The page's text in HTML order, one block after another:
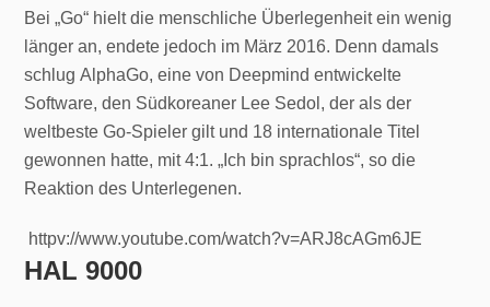
Bei „Go“ hielt die menschliche Überlegenheit ein wenig
länger an, endete jedoch im März 2016. Denn damals
schlug AlphaGo, eine von Deepmind entwickelte
Software, den Südkoreaner Lee Sedol, der als der
weltbeste Go-Spieler gilt und 18 internationale Titel
gewonnen hatte, mit 4:1. „Ich bin sprachlos“, so die
Reaktion des Unterlegenen.
httpv://www.youtube.com/watch?v=ARJ8cAGm6JE
HAL 9000